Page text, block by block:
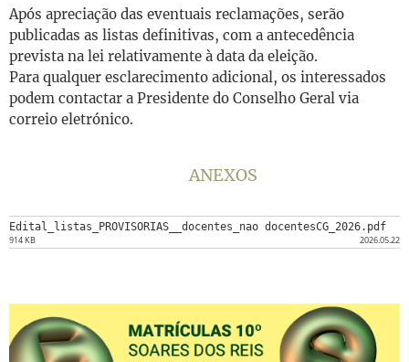
Após apreciação das eventuais reclamações, serão
publicadas as listas definitivas, com a antecedência
prevista na lei relativamente à data da eleição.
Para qualquer esclarecimento adicional, os interessados
podem contactar a Presidente do Conselho Geral via
correio eletrónico.
ANEXOS
Edital_listas_PROVISORIAS__docentes_nao docentesCG_2026.pdf
914 KB 2026.05.22